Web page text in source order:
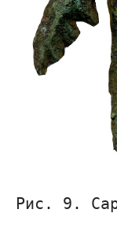
Рис. 9.